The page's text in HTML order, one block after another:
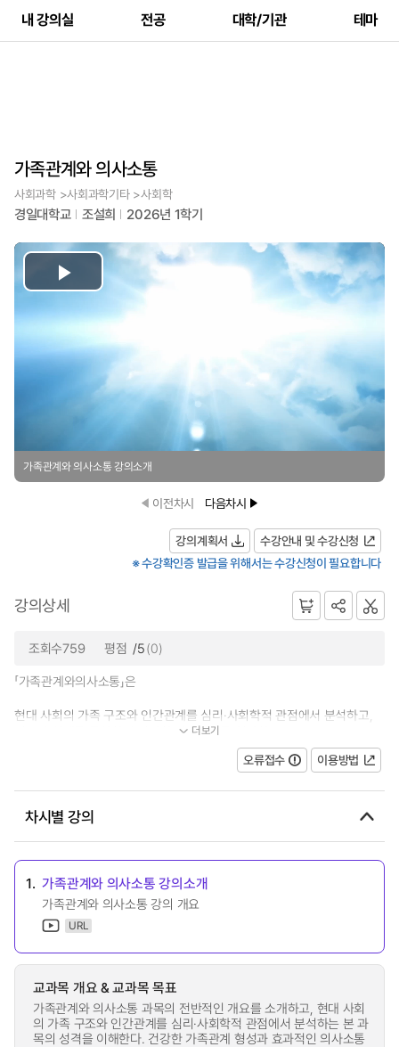
내 강의실 전공 대학/기관 테마
가족관계와 의사소통
사회과학 >사회과학기타 >사회학
경일대학교 조설희 2026년 1학기
Play
가족관계와 의사소통 강의소개
이전차시 다음차시
강의계획서
수강안내 및 수강신청
※ 수강확인증 발급을 위해서는 수강신청이 필요합니다
강의상세
조회수759 평점 /5(0)
「가족관계와의사소통」은
현대 사회의 가족 구조와 인간관계를 심리·사회학적 관점에서 분석하고,
이론과 실제를 통합하여 건강한 가족관계를 형성하고...
더보기
오류접수 이용방법
차시별 강의
1. 가족관계와 의사소통 강의소개
가족관계와 의사소통 강의 개요
URL
교과목 개요 & 교과목 목표
가족관계와 의사소통 과목의 전반적인 개요를 소개하고, 현대 사회
의 가족 구조와 인간관계를 심리·사회학적 관점에서 분석하는 본 과
목의 성격을 이해한다. 건강한 가족관계 형성과 효과적인 의사소통